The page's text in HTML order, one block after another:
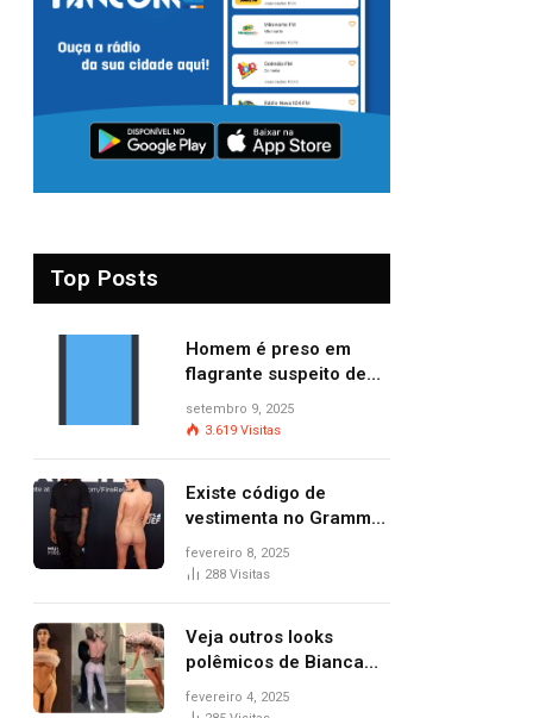
Top Posts
Homem é preso em
flagrante suspeito de
provocar dois incêndios
criminosos no mesmo
setembro 9, 2025
3.619 Visitas
Existe código de
vestimenta no Grammy?
Questionamento surgiu
após Bianca Censori,
premiação
fevereiro 8, 2025
288 Visitas
Veja outros looks
polêmicos de Bianca
Censori, esposa de
Kanye West que
fevereiro 4, 2025